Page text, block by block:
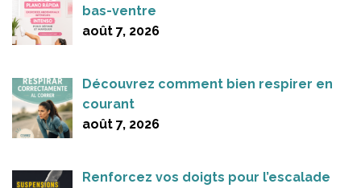
bas-ventre
août 7, 2026
Découvrez comment bien respirer en
courant
août 7, 2026
Renforcez vos doigts pour l’escalade